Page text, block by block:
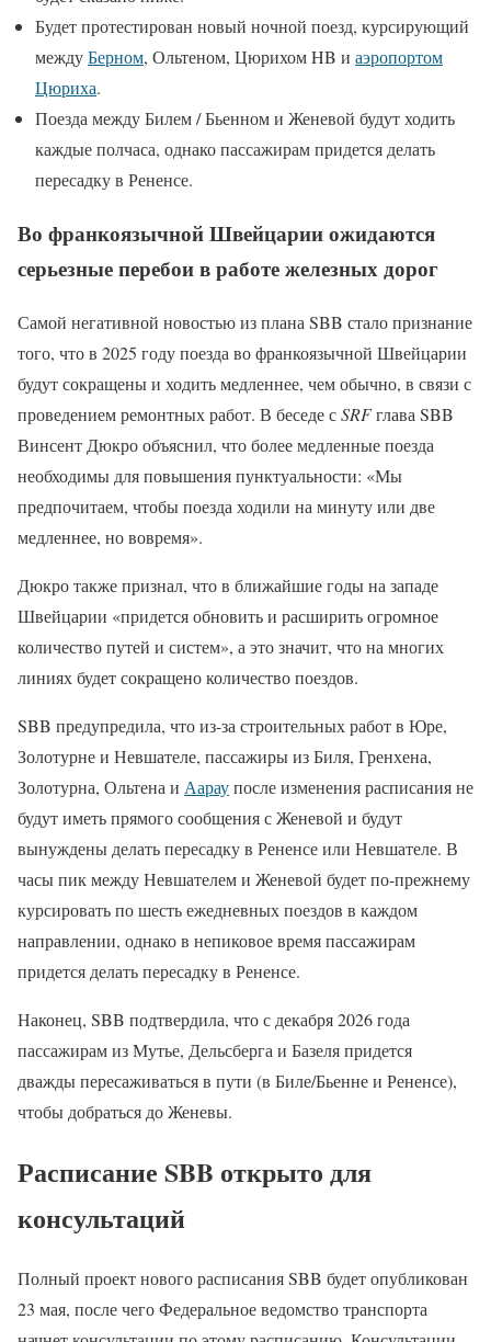
Будет протестирован новый ночной поезд, курсирующий
междуБерном, Ольтеном, Цюрихом HB и аэропортом
Цюриха.
Поезда между Билем / Бьенном и Женевой будут ходить
каждые полчаса, однако пассажирам придется делать
пересадку в Рененсе.
Во франкоязычной Швейцарии ожидаются
серьезные перебои в работе железных дорог
Самой негативной новостью из плана SBB стало признание
того, что в 2025 году поезда во франкоязычной Швейцарии
будут сокращены и ходить медленнее, чем обычно, в связи с
проведением ремонтных работ. В беседе сSRFглава SBB
Винсент Дюкро объяснил, что более медленные поезда
необходимы для повышения пунктуальности: «Мы
предпочитаем, чтобы поезда ходили на минуту или две
медленнее, но вовремя».
Дюкро также признал, что в ближайшие годы на западе
Швейцарии «придется обновить и расширить огромное
количество путей и систем», а это значит, что на многих
линиях будет сокращено количество поездов.
SBB предупредила, что из-за строительных работ в Юре,
Золотурне и Невшателе, пассажиры из Биля, Гренхена,
Золотурна, Ольтена и Аараупосле изменения расписания не
будут иметь прямого сообщения с Женевой и будут
вынуждены делать пересадку в Рененсе или Невшателе. В
часы пик между Невшателем и Женевой будет по-прежнему
курсировать по шесть ежедневных поездов в каждом
направлении, однако в непиковое время пассажирам
придется делать пересадку в Рененсе.
Наконец, SBB подтвердила, что с декабря 2026 года
пассажирам из Мутье, Дельсберга и Базеля придется
дважды пересаживаться в пути (в Биле/Бьенне и Рененсе),
чтобы добраться до Женевы.
Расписание SBB открыто для
консультаций
Полный проект нового расписания SBB будет опубликован
23 мая, после чего Федеральное ведомство транспорта